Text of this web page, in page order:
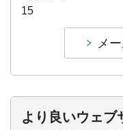
15
より良いウェブ